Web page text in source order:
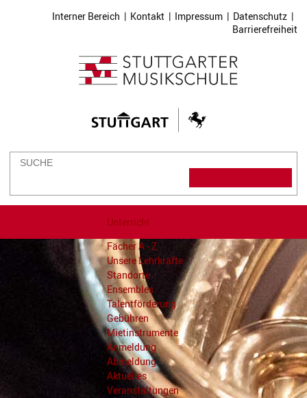
Interner Bereich | Kontakt | Impressum | Datenschutz |
Barrierefreiheit
Unterricht
Fächer A - Z
Unsere Lehrkräfte
Standorte
Ensembles
Talentförderung
Gebühren
Mietinstrumente
Anmeldung
Abmeldung
Aktuelles
Veranstaltungen